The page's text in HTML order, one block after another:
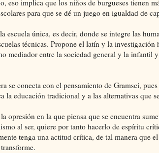
eso implica que los niños de burgueses tienen
para que se dé un juego en igualdad de
única, es decir, donde se integre las
técnicas. Propone el latín y la
mediador entre la sociedad general y la
se conecta con el pensamiento de Gramsci,
educación tradicional y a las alternativas que
opresión en la que piensa que se encuentra
al ser, quiere por tanto hacerlo de espíritu
tenga una actitud crítica, de tal manera que